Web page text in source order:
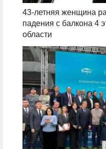
43-летняя женщина
падения с балкона 4
области